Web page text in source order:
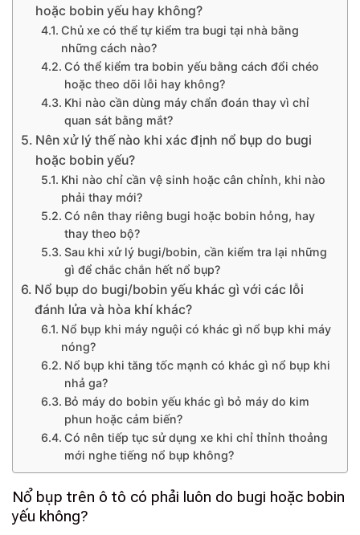
hoặc bobin yếu hay không?
Chủ xe có thể tự kiểm tra bugi tại nhà bằng
những cách nào?
Có thể kiểm tra bobin yếu bằng cách đổi chéo
hoặc theo dõi lỗi hay không?
Khi nào cần dùng máy chẩn đoán thay vì chỉ
quan sát bằng mắt?
Nên xử lý thế nào khi xác định nổ bụp do bugi
hoặc bobin yếu?
Khi nào chỉ cần vệ sinh hoặc cân chỉnh, khi nào
phải thay mới?
Có nên thay riêng bugi hoặc bobin hỏng, hay
thay theo bộ?
Sau khi xử lý bugi/bobin, cần kiểm tra lại những
gì để chắc chắn hết nổ bụp?
Nổ bụp do bugi/bobin yếu khác gì với các lỗi
đánh lửa và hòa khí khác?
Nổ bụp khi máy nguội có khác gì nổ bụp khi máy
nóng?
Nổ bụp khi tăng tốc mạnh có khác gì nổ bụp khi
nhả ga?
Bỏ máy do bobin yếu khác gì bỏ máy do kim
phun hoặc cảm biến?
Có nên tiếp tục sử dụng xe khi chỉ thỉnh thoảng
mới nghe tiếng nổ bụp không?
Nổ bụp trên ô tô có phải luôn do bugi hoặc bobin
yếu không?